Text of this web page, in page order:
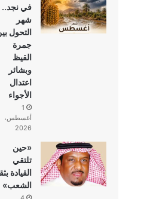
في نجد..
شهر
التحول
جمرة
القيظ
وبشائر
اعتدال
الأجواء
1
أغسطس،
2026
«حين
تلتقي
القيادة
الشعب»